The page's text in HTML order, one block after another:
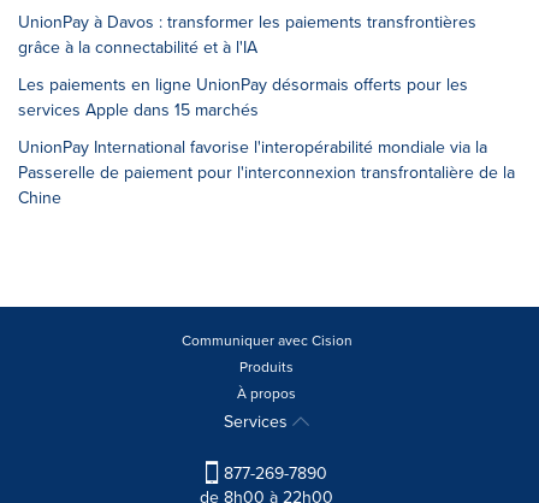
UnionPay à Davos : transformer les paiements transfrontières
grâce à la connectabilité et à l'IA
Les paiements en ligne UnionPay désormais offerts pour les
services Apple dans 15 marchés
UnionPay International favorise l'interopérabilité mondiale via la
Passerelle de paiement pour l'interconnexion transfrontalière de la
Chine
Communiquer avec Cision
Produits
À propos
Services
877-269-7890
de 8h00 à 22h00